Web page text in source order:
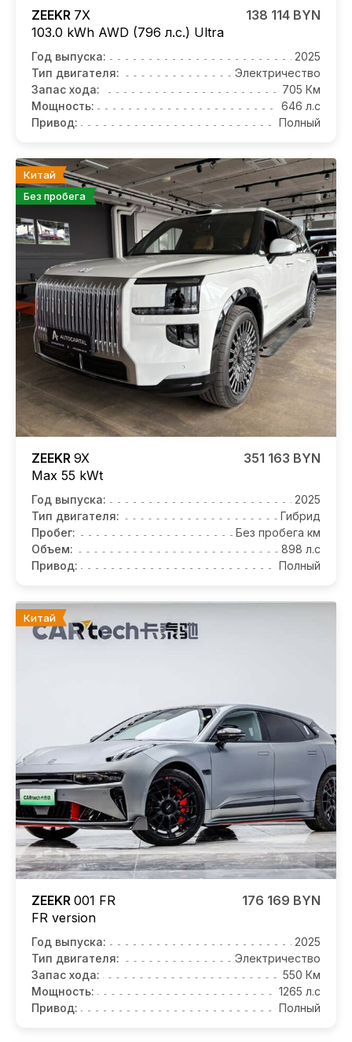
ZEEKR 7X
103.0 kWh AWD (796 л.с.) Ultra
138 114 BYN
Год выпуска:
2025
Тип двигателя:
Электричество
Запас хода:
705 Км
Мощность:
646 л.с
Привод:
Полный
Китай
Без пробега
ZEEKR 9X
Max 55 kWt
351 163 BYN
Год выпуска:
2025
Тип двигателя:
Гибрид
Пробег:
Без пробега км
Объем:
898 л.с
Привод:
Полный
Китай
ZEEKR 001 FR
FR version
176 169 BYN
Год выпуска:
2025
Тип двигателя:
Электричество
Запас хода:
550 Км
Мощность:
1265 л.с
Привод:
Полный